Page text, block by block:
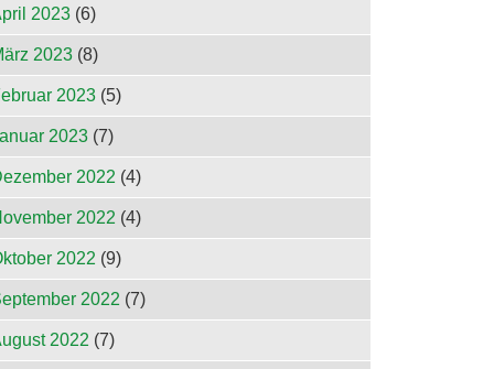
2023 (6)
2023 (8)
2023 (5)
2023 (7)
2022 (4)
2022 (4)
2022 (9)
2022 (7)
2022 (7)